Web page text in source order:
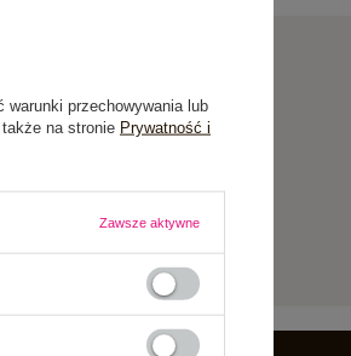
warunki przechowywania lub
na stronie Prywatność i
Zawsze aktywne